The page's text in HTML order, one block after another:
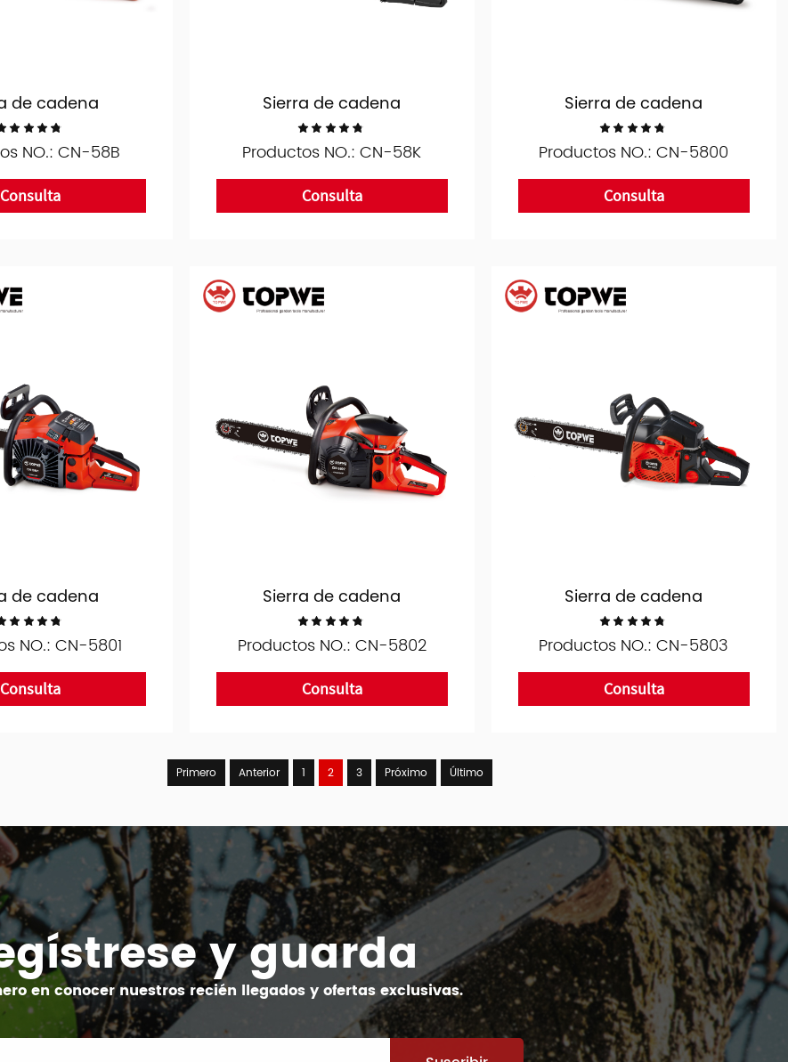
de cadena
NO.: CN-58B
Consulta
Sierra de cadena
Productos NO.: CN-58K
Consulta
Sierra de cadena
Productos NO.: CN-5800
Consulta
de cadena
NO.: CN-5801
Consulta
Sierra de cadena
Productos NO.: CN-5802
Consulta
Sierra de cadena
Productos NO.: CN-5803
Consulta
Primero Anterior 1 2 3 Próximo Último
y guarda
en conocer nuestros recién llegados y ofertas exclusivas.